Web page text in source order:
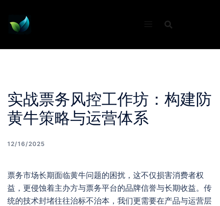
content
实战票务风控工作坊：构建防
黄牛策略与运营体系
12/16/2025
票务市场长期面临黄牛问题的困扰，这不仅损害消费者权
益，更侵蚀着主办方与票务平台的品牌信誉与长期收益。传
统的技术封堵往往治标不治本，我们更需要在产品与运营层